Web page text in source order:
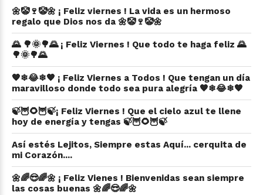
🌼🤡🍷🤡🌼 ¡ Feliz viernes ! La vida es un hermoso
regalo que Dios nos da 🌼🤡🍷🤡🌼
🌄 🌳🌞🌳🌄 ¡ Feliz Viernes ! Que todo te haga feliz 🌄
🌳🌞🌳🌄
🧡❄😂❄🧡 ¡ Feliz Viernes a Todos ! Que tengan un día
maravilloso donde todo sea pura alegría 🧡❄😂❄🧡
🍃🦉🌻🦉🍃¡ Feliz Viernes ! Que el cielo azul te llene
hoy de energía y tengas 🍃🦉🌻🦉🍃
Así estés Lejitos, Siempre estas Aquí... cerquita de
mi Corazón....
🌼🌈😎🌈🌼 ¡ Feliz Vienes ! Bienvenidas sean siempre
las cosas buenas 🌼🌈😎🌈🌼